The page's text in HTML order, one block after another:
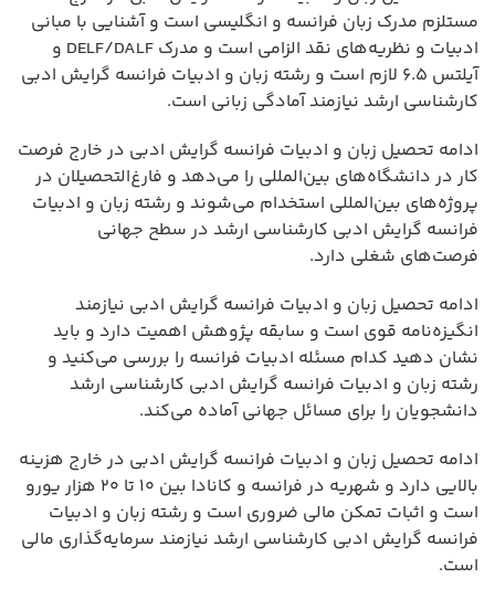
مستلزم مدرک زبان فرانسه و انگلیسی است و آشنایی با مبانی
ادبیات و نظریه‌های نقد الزامی است و مدرک DELF/DALF و
آیلتس ۶.۵ لازم است و رشته زبان و ادبیات فرانسه گرایش ادبی
کارشناسی ارشد نیازمند آمادگی زبانی است.
ادامه تحصیل زبان و ادبیات فرانسه گرایش ادبی در خارج فرصت
کار در دانشگاه‌های بین‌المللی را می‌دهد و فارغ‌التحصیلان در
پروژه‌های بین‌المللی استخدام می‌شوند و رشته زبان و ادبیات
فرانسه گرایش ادبی کارشناسی ارشد در سطح جهانی
فرصت‌های شغلی دارد.
ادامه تحصیل زبان و ادبیات فرانسه گرایش ادبی نیازمند
انگیزه‌نامه قوی است و سابقه پژوهش اهمیت دارد و باید
نشان دهید کدام مسئله ادبیات فرانسه را بررسی می‌کنید و
رشته زبان و ادبیات فرانسه گرایش ادبی کارشناسی ارشد
دانشجویان را برای مسائل جهانی آماده می‌کند.
ادامه تحصیل زبان و ادبیات فرانسه گرایش ادبی در خارج هزینه
بالایی دارد و شهریه در فرانسه و کانادا بین ۱۰ تا ۲۰ هزار یورو
است و اثبات تمکن مالی ضروری است و رشته زبان و ادبیات
فرانسه گرایش ادبی کارشناسی ارشد نیازمند سرمایه‌گذاری مالی
است.